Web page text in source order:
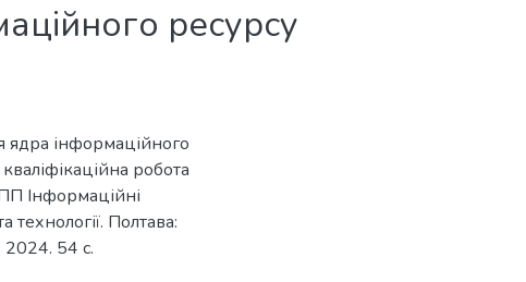
ресурсу
інформаційного
робота
Інформаційні
Полтава:
54 с.